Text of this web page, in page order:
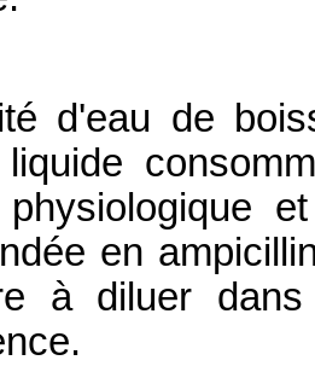
d'eau de
liquide
en
à diluer